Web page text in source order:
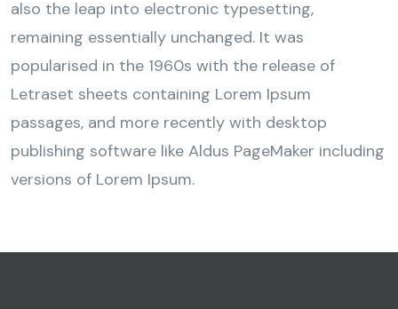
also the leap into electronic typesetting,
remaining essentially unchanged. It was
popularised in the 1960s with the release of
Letraset sheets containing Lorem Ipsum
passages, and more recently with desktop
publishing software like Aldus PageMaker including
versions of Lorem Ipsum.